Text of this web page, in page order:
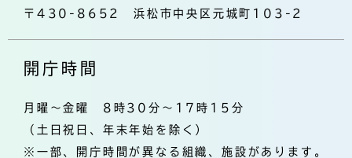
〒430-8652 浜松市中央区元城町103-2
開庁時間
月曜～金曜 8時30分～17時15分
（土日祝日、年末年始を除く）
※一部、開庁時間が異なる組織、施設があります。